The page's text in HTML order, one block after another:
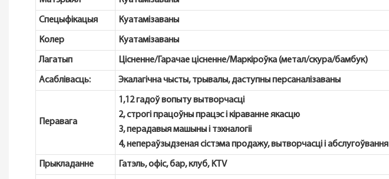
Спецыфікацыя Куатамізаваны
Колер Куатамізаваны
Лагатып Цісненне/Гарачае цісненне/Маркіроўка (метал/скура/бамбук)
Асаблівасць: Экалагічна чысты, трывалы, даступны персаналізаваны
Перавага
1,12 гадоў вопыту вытворчасці
2, строгі працоўны працэс і кіраванне якасцю
3, перадавыя машыны і тэхналогіі
4, непераўзыдзеная сістэма продажу, вытворчасці і абслугоўвання
Прыкладанне Гатэль, офіс, бар, клуб, KTV